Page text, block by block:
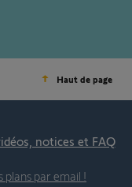
Haut de page
notices et FAQ
plans par email !